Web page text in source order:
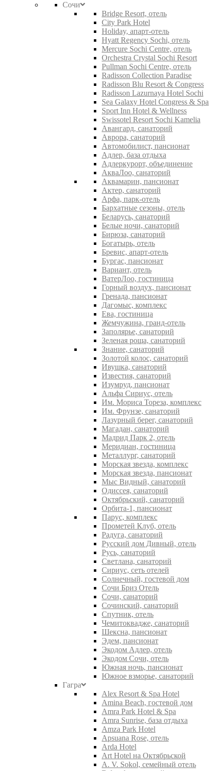
Сочи
Bridge Resort, отель
City Park Hotel
Holiday, апарт-отель
Hyatt Regency Sochi, отель
Mercure Sochi Centre, отель
Orchestra Crystal Sochi Resort
Pullman Sochi Centre, отель
Radisson Collection Paradise
Radisson Blu Resort & Congress
Radisson Lazurnaya Hotel Sochi
Sea Galaxy Hotel Congress & Spa
Sport Inn Hotel & Wellness
Swissotel Resort Sochi Kamelia
Авангард, санаторий
Аврора, санаторий
Автомобилист, пансионат
Адлер, база отдыха
Адлеркурорт, объединение
АкваЛоо, санаторий
Аквамарин, пансионат
Актер, санаторий
Арфа, парк-отель
Бархатные сезоны, отель
Беларусь, санаторий
Белые ночи, санаторий
Бирюза, санаторий
Богатырь, отель
Бревис, апарт-отель
Бургас, пансионат
Вариант, отель
ВатерЛоо, гостиница
Горный воздух, пансионат
Гренада, пансионат
Дагомыс, комплекс
Ева, гостиница
Жемчужина, гранд-отель
Заполярье, санаторий
Зеленая роща, санаторий
Знание, санаторий
Золотой колос, санаторий
Ивушка, санаторий
Известия, санаторий
Изумруд, пансионат
Альфа Сириус, отель
Им. Мориса Тореза, комплекс
Им. Фрунзе, санаторий
Лазурный берег, санаторий
Магадан, санаторий
Мадрид Парк 2, отель
Меридиан, гостиница
Металлург, санаторий
Морская звезда, комплекс
Морская звезда, пансионат
Мыс Видный, санаторий
Одиссея, санаторий
Октябрьский, санаторий
Орбита-1, пансионат
Парус, комплекс
Прометей Клуб, отель
Радуга, санаторий
Русский дом Дивный, отель
Русь, санаторий
Светлана, санаторий
Сириус, сеть отелей
Солнечный, гостевой дом
Сочи Бриз Отель
Сочи, санаторий
Сочинский, санаторий
Спутник, отель
Чемитоквадже, санаторий
Шексна, пансионат
Эдем, пансионат
Экодом Адлер, отель
Экодом Сочи, отель
Южная ночь, пансионат
Южное взморье, санаторий
Гагра
Alex Resort & Spa Hotel
Amina Beach, гостевой дом
Amra Park Hotel & Spa
Amra Sunrise, база отдыха
Amza Park Hotel
Apsuana Rose, отель
Arda Hotel
Art Hotel на Октябрьской
A. V. Sokol, семейный отель